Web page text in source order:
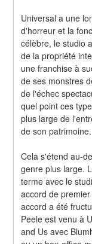
Universal a une
d'horreur et la
célèbre, le studio
de la propriété
une franchise à
de ses monstres
de l'échec
quel point ces
plus large de
de son patrimoine.
Cela s'étend au-
genre plus large.
terme avec le
accord de
accord a été
Peele est venu à
and Us avec